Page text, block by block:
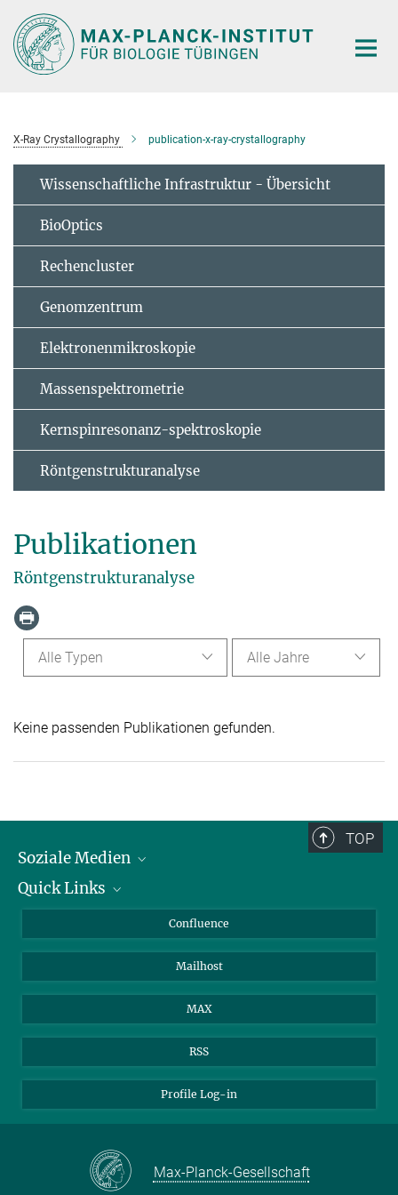
Hauptinhalt
X-Ray Crystallography publication-x-ray-crystallography
Wissenschaftliche Infrastruktur - Übersicht
BioOptics
Rechencluster
Genomzentrum
Elektronenmikroskopie
Massenspektrometrie
Kernspinresonanz-spektroskopie
Röntgenstrukturanalyse
Publikationen
Röntgenstrukturanalyse
Alle Jahre
Alle Typen
Keine passenden Publikationen gefunden.
TOP
Soziale Medien
LinkedIn
YouTube
Quick Links
Für Journalisten und Journalistinnen
Über Tiere in der Forschung
Ihr Weg zu uns
Confluence
Mailhost
MAX
RSS
Profile Log-in
Max-Planck-Gesellschaft